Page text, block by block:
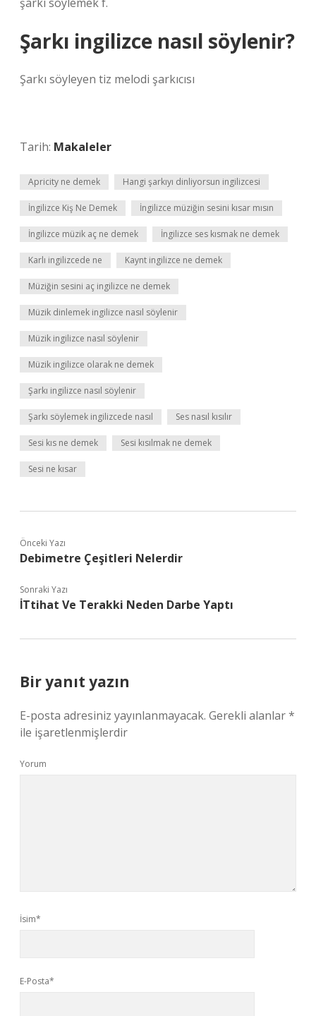
Şarkı ingilizce nasıl söylenir?
Şarkı söyleyen tiz melodi şarkıcısı
Tarih: Makaleler
Apricity ne demek Hangi şarkıyı dinliyorsun ingilizcesi
İngilizce Kiş Ne Demek İngilizce müziğin sesini kısar mısın
İngilizce müzik aç ne demek İngilizce ses kısmak ne demek
Karlı ingilizcede ne Kaynt ingilizce ne demek
Müziğin sesini aç ingilizce ne demek
Müzik dinlemek ingilizce nasıl söylenir
Müzik ingilizce nasıl söylenir
Müzik ingilizce olarak ne demek
Şarkı ingilizce nasıl söylenir
Şarkı söylemek ingilizcede nasıl Ses nasıl kısılır
Sesi kıs ne demek Sesi kısılmak ne demek
Sesi ne kısar
Önceki Yazı
Debimetre Çeşitleri Nelerdir
Sonraki Yazı
İTtihat Ve Terakki Neden Darbe Yaptı
Bir yanıt yazın
E-posta adresiniz yayınlanmayacak. Gerekli alanlar*
ile işaretlenmişlerdir
Yorum
İsim*
E-Posta*